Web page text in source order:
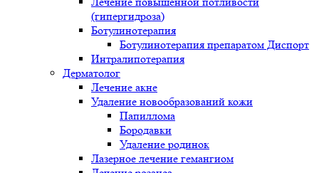
(гипергидроза)
Ботулинотерапия
Ботулинотерапия препаратом Диспорт
Интралипотерапия
Дерматолог
Лечение акне
Удаление новообразований кожи
Папиллома
Бородавки
Удаление родинок
Лазерное лечение гемангиом